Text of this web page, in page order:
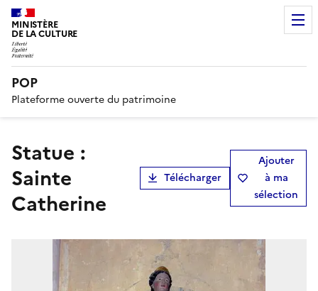
MINISTÈRE
DE LA CULTURE
POP
Plateforme ouverte du patrimoine
Statue :
Sainte
Catherine
Télécharger
Ajouter
à ma
sélection